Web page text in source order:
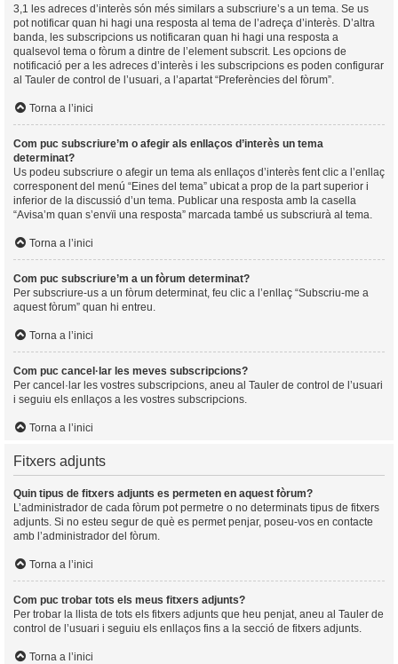
3,1 les adreces d’interès són més similars a subscriure’s a un tema. Se us
pot notificar quan hi hagi una resposta al tema de l’adreça d’interès. D’altra
banda, les subscripcions us notificaran quan hi hagi una resposta a
qualsevol tema o fòrum a dintre de l’element subscrit. Les opcions de
notificació per a les adreces d’interès i les subscripcions es poden configurar
al Tauler de control de l’usuari, a l’apartat “Preferències del fòrum”.
Torna a l’inici
Com puc subscriure’m o afegir als enllaços d’interès un tema
determinat?
Us podeu subscriure o afegir un tema als enllaços d’interès fent clic a l’enllaç
corresponent del menú “Eines del tema” ubicat a prop de la part superior i
inferior de la discussió d’un tema. Publicar una resposta amb la casella
“Avisa’m quan s’envïi una resposta” marcada també us subscriurà al tema.
Torna a l’inici
Com puc subscriure’m a un fòrum determinat?
Per subscriure-us a un fòrum determinat, feu clic a l’enllaç “Subscriu-me a
aquest fòrum” quan hi entreu.
Torna a l’inici
Com puc cancel·lar les meves subscripcions?
Per cancel·lar les vostres subscripcions, aneu al Tauler de control de l’usuari
i seguiu els enllaços a les vostres subscripcions.
Torna a l’inici
Fitxers adjunts
Quin tipus de fitxers adjunts es permeten en aquest fòrum?
L’administrador de cada fòrum pot permetre o no determinats tipus de fitxers
adjunts. Si no esteu segur de què es permet penjar, poseu-vos en contacte
amb l’administrador del fòrum.
Torna a l’inici
Com puc trobar tots els meus fitxers adjunts?
Per trobar la llista de tots els fitxers adjunts que heu penjat, aneu al Tauler de
control de l’usuari i seguiu els enllaços fins a la secció de fitxers adjunts.
Torna a l’inici